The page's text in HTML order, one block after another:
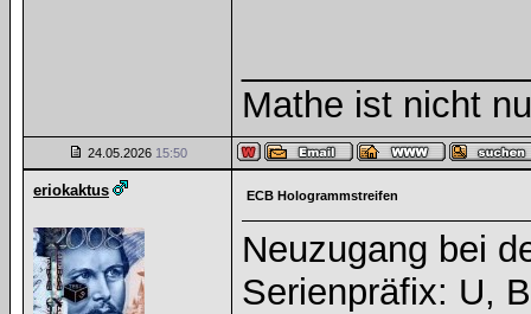
Mathe ist nicht
24.05.2026 15:50
eriokaktus ECB Hologrammstreifen
Neuzugang bei
Serienpräfix: U,